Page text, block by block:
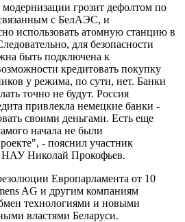
грозит дефолтом по
с БелАЭС, и
использовать атомную станцию в
для безопасности
быть подключена к
кредитовать покупку
у режима, по сути, нет. Банки
точно не будут. Россия
привлекла немецкие банки -
своими деньгами. Есть еще
начала не были
- пояснил участник
НАУ Николай Прокофьев.
Европарламента от 10
AG и другим компаниям
технологиями и новыми
властями Беларуси.